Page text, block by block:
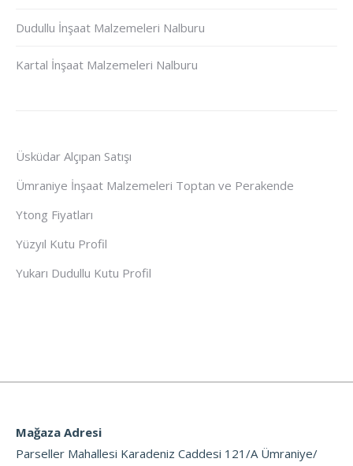
Dudullu İnşaat Malzemeleri Nalburu
Kartal İnşaat Malzemeleri Nalburu
Üsküdar Alçıpan Satışı
Ümraniye İnşaat Malzemeleri Toptan ve Perakende
Ytong Fiyatları
Yüzyıl Kutu Profil
Yukarı Dudullu Kutu Profil
Mağaza Adresi
Parseller Mahallesi Karadeniz Caddesi 121/A Ümraniye/